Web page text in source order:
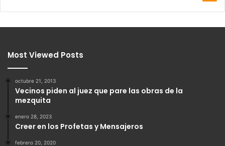
Most Viewed Posts
octubre 21, 2013
Vecinos piden al juez que pare las obras de la
mezquita
enero 28, 2023
Creer en los Profetas y Mensajeros
febrero 20, 2020